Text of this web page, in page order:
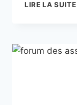
LIRE LA SUITE